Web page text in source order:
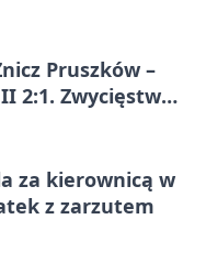
Pruszków –
2:1. Zwycięstwo
za kierownicą w
z zarzutem